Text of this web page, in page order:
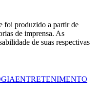
foi produzido a partir de
de imprensa. As
de suas respectivas
ENTRETENIMENTO